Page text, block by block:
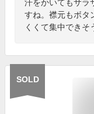
汗をかいてもサラ
すね。襟元もボタ
くくて集中できそ
SOLD